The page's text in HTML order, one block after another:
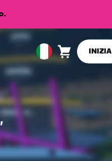
European
Italiano
Carrello0
INIZIA